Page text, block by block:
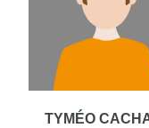
TYMÉO